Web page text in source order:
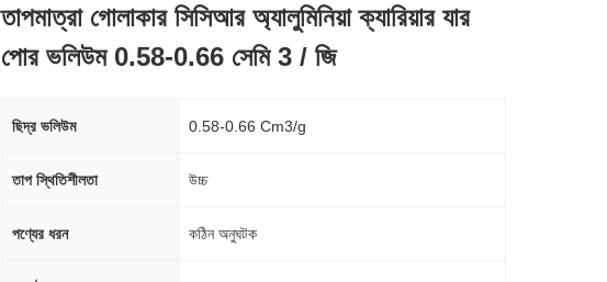
তাপমাত্রা গোলাকার সিসিআর অ্যালুমিনিয়া ক্যারিয়ার যার
পোর ভলিউম 0.58-0.66 সেমি 3 / জি
ছিদ্র ভলিউম 0.58-0.66 Cm3/g
তাপ স্থিতিশীলতা উচ্চ
পণ্যের ধরন কঠিন অনুঘটক